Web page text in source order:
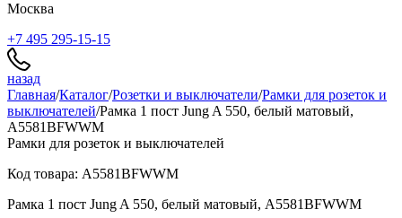
Москва
+7 495 295-15-15
назад
Главная/Каталог/Розетки и выключатели/Рамки для розеток и
выключателей/Рамка 1 пост Jung A 550, белый матовый,
A5581BFWWM
Рамки для розеток и выключателей
Код товара: A5581BFWWM
Рамка 1 пост Jung A 550, белый матовый, A5581BFWWM